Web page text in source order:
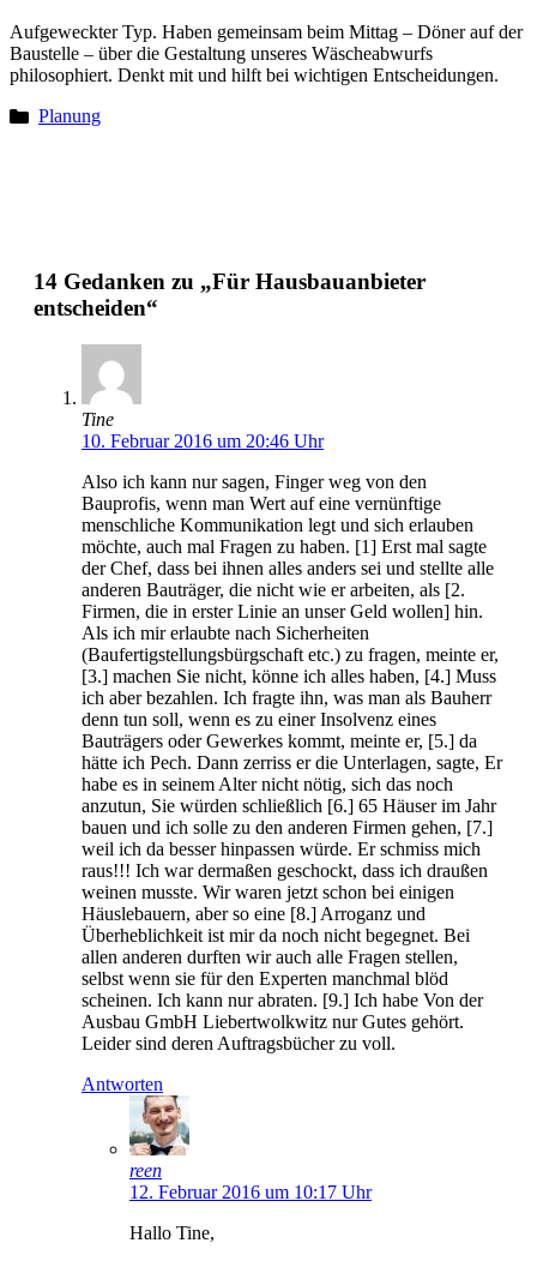
Aufgeweckter Typ. Haben gemeinsam beim Mittag – Döner auf der
Baustelle – über die Gestaltung unseres Wäscheabwurfs
philosophiert. Denkt mit und hilft bei wichtigen Entscheidungen.
Planung
14 Gedanken zu „Für Hausbauanbieter
entscheiden“
Tine
10. Februar 2016 um 20:46 Uhr
Also ich kann nur sagen, Finger weg von den
Bauprofis, wenn man Wert auf eine vernünftige
menschliche Kommunikation legt und sich erlauben
möchte, auch mal Fragen zu haben. [1] Erst mal sagte
der Chef, dass bei ihnen alles anders sei und stellte alle
anderen Bauträger, die nicht wie er arbeiten, als [2.
Firmen, die in erster Linie an unser Geld wollen] hin.
Als ich mir erlaubte nach Sicherheiten
(Baufertigstellungsbürgschaft etc.) zu fragen, meinte er,
[3.] machen Sie nicht, könne ich alles haben, [4.] Muss
ich aber bezahlen. Ich fragte ihn, was man als Bauherr
denn tun soll, wenn es zu einer Insolvenz eines
Bauträgers oder Gewerkes kommt, meinte er, [5.] da
hätte ich Pech. Dann zerriss er die Unterlagen, sagte, Er
habe es in seinem Alter nicht nötig, sich das noch
anzutun, Sie würden schließlich [6.] 65 Häuser im Jahr
bauen und ich solle zu den anderen Firmen gehen, [7.]
weil ich da besser hinpassen würde. Er schmiss mich
raus!!! Ich war dermaßen geschockt, dass ich draußen
weinen musste. Wir waren jetzt schon bei einigen
Häuslebauern, aber so eine [8.] Arroganz und
Überheblichkeit ist mir da noch nicht begegnet. Bei
allen anderen durften wir auch alle Fragen stellen,
selbst wenn sie für den Experten manchmal blöd
scheinen. Ich kann nur abraten. [9.] Ich habe Von der
Ausbau GmbH Liebertwolkwitz nur Gutes gehört.
Leider sind deren Auftragsbücher zu voll.
Antworten
reen
12. Februar 2016 um 10:17 Uhr
Hallo Tine,